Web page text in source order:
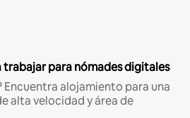
trabajar para nómades digitales
Encuentra alojamiento para una
alta velocidad y área de